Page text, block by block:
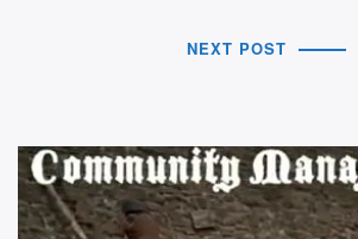
NEXT POST